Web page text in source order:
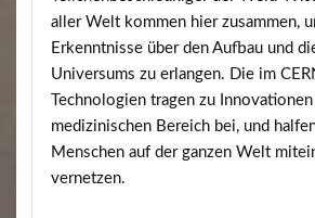
aller Welt kommen hier zusammen,
Erkenntnisse über den Aufbau und
Universums zu erlangen. Die im
Technologien tragen zu
medizinischen Bereich bei, und
Menschen auf der ganzen Welt
vernetzen.